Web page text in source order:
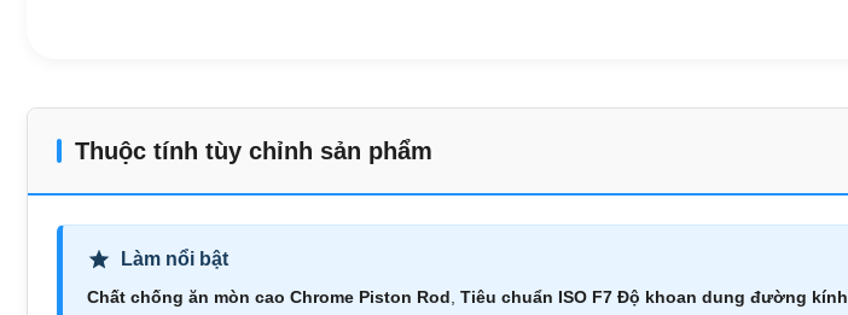
Thuộc tính tùy chỉnh sản phẩm
Làm nổi bật
Chất chống ăn mòn cao Chrome Piston Rod Tiêu chuẩn ISO F7 Độ khoan dung đường kính